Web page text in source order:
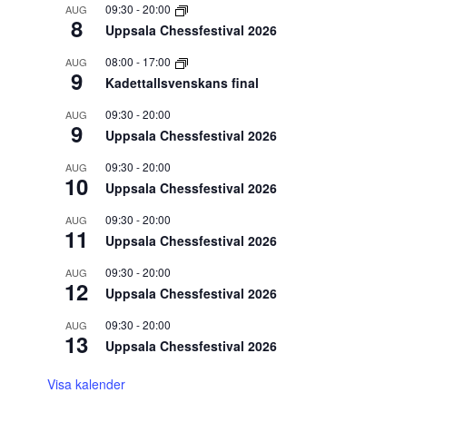
AUG
8
09:30 -20:00
Uppsala Chessfestival 2026
AUG
9
08:00 - 17:00
Kadettallsvenskans final
AUG
9
09:30 -20:00
Uppsala Chessfestival 2026
AUG
10
09:30 -20:00
Uppsala Chessfestival 2026
AUG
11
09:30 -20:00
Uppsala Chessfestival 2026
AUG
12
09:30 -20:00
Uppsala Chessfestival 2026
AUG
13
09:30 -20:00
Uppsala Chessfestival 2026
Visa kalender